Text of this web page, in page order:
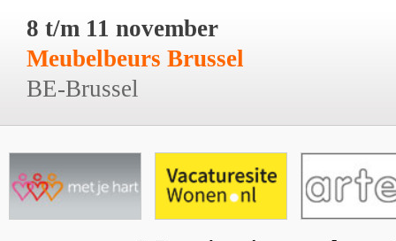
8 t/m 11 november
Meubelbeurs Brussel
BE-Brussel